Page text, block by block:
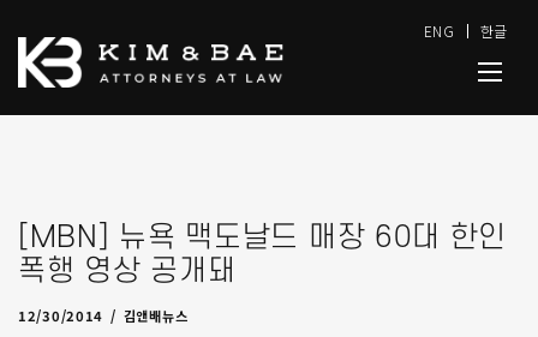
ENG 한글
[MBN] 뉴욕 맥도날드 매장 60대 한인
폭행 영상 공개돼
12/30/2014
12/30/2014 김앤배뉴스
byadmin